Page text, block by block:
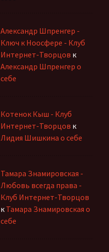
Александр Шпренгер -
Ключ к Ноосфере - Клуб
Интернет-Творцов к
Александр Шпренгер о
себе
Котенок Кыш - Клуб
Интернет-Творцов к
Лидия Шишкина о себе
Тамара Знамировская -
Любовь всегда права -
Клуб Интернет-Творцов
к Тамара Знамировская о
себе